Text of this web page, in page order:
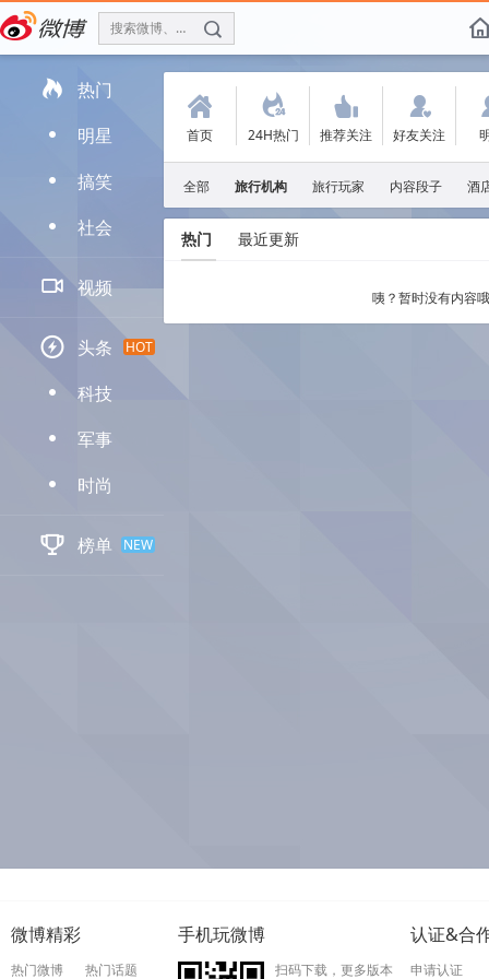
搜索微博、找人 f
 热门
D 明星
D 搞笑
D 社会
 视频
 头条 HOT
D 科技
D 军事
D 时尚
 榜单 NEW
(
首页
.
24H热门
'
推荐关注
:
好友关注
全部 旅行机构 旅行玩家 内容段子 酒
热门 最近更新
咦？暂时没有内容
微博精彩
热门微博 热门话题
手机玩微博
扫码下载，更多版本
认证&合
申请认证